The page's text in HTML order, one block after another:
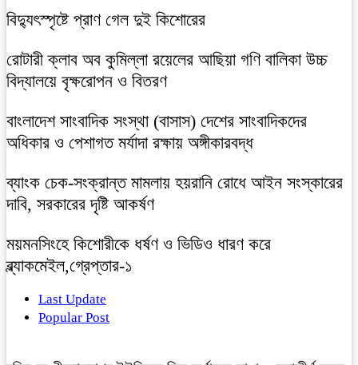
বিদ্যুৎস্পৃষ্টে প্রাণ গেল দুই কিশোরের
রোটারী ক্লাব অব কুমিল্লা রয়েলের আছিয়া গণি বালিকা উচ্চ
বিদ্যালয়ে বৃক্ষরোপন ও বিতরণ
বাংলাদেশ সাংবাদিক সংস্থা (বাসাস) দেশের সাংবাদিকদের
অধিকার ও পেশাগত মর্যাদা রক্ষায় অঙ্গীকারবদ্ধ
ব্যাংক চেক-সংক্রান্ত মামলায় হয়রানি রোধে আইন সংস্কারের
দাবি, সরকারের দৃষ্টি আকর্ষণ
ময়মনসিংহে কিশোরীকে ধর্ষণ ও ভিডিও ধারণ করে
ব্ল্যাকমেইল,গ্রেপ্তার-১
Last Update
Popular Post